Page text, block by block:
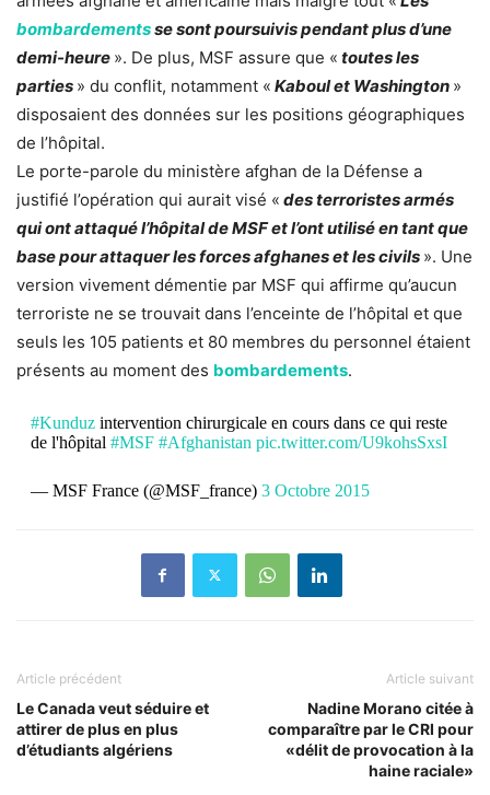
bombardementsse sont poursuivis pendant plus d’une
demi-heure ». De plus, MSF assure que « toutes les
parties » du conflit, notamment « Kaboul et Washington »
disposaient des données sur les positions géographiques
de l’hôpital.
Le porte-parole du ministère afghan de la Défense a
justifié l’opération qui aurait visé « des terroristes armés
qui ont attaqué l’hôpital de MSF et l’ont utilisé en tant que
base pour attaquer les forces afghanes et les civils ». Une
version vivement démentie par MSF qui affirme qu’aucun
terroriste ne se trouvait dans l’enceinte de l’hôpital et que
seuls les 105 patients et 80 membres du personnel étaient
présents au moment des bombardements.
#Kunduzintervention chirurgicale en cours dans ce qui reste
de l'hôpital #MSF #Afghanistan pic.twitter.com/U9kohsSxsI
— MSF France (@MSF_france) 3 Octobre 2015
Article précédent
Le Canada veut séduire et
attirer de plus en plus
d’étudiants algériens
Article suivant
Nadine Morano citée à
comparaître par le CRI pour
«délit de provocation à la
haine raciale»